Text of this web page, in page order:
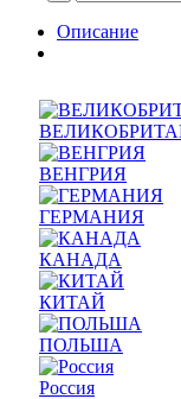
Описание
ВЕНГРИЯ
ГЕРМАНИЯ
КАНАДА
КИТАЙ
ПОЛЬША
Россия